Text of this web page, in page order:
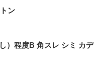
ン
）程度B 角スレ シミ カデ